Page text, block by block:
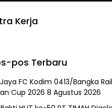
Kerja
pos Terbaru
FC Kodim 0413/Bangka
Cup 2026 8 Agustus 2026